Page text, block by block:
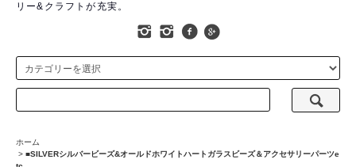
リー&クラフトが充実。
ホーム
> ■SILVERシルバービーズ&オールドホワイトハートガラスビーズ＆アクセサリーパーツe